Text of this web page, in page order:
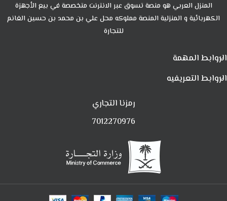
المنزل العربي هو منصة تسوق عبر الانترنت متخصصة في بيع الأجهزة
الكهربائية و المنزلية المنصة مملوكه محل علي بن محمد بن حسين الغانم
للتجارة
الروابط المهمة
الروابط التعريفيه
رمزنا التجاري
7012270976